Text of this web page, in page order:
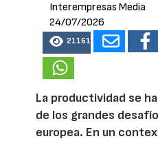
Interempresas Media
24/07/2026
21161
La productividad se
de los grandes
europea. En un